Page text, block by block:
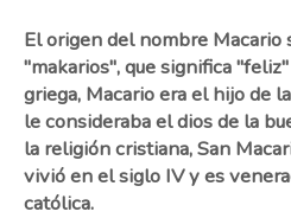
El origen del nombre Macario
"makarios", que significa
griega, Macario era el hijo de
le consideraba el dios de la
la religión cristiana, San
vivió en el siglo IV y es
católica.